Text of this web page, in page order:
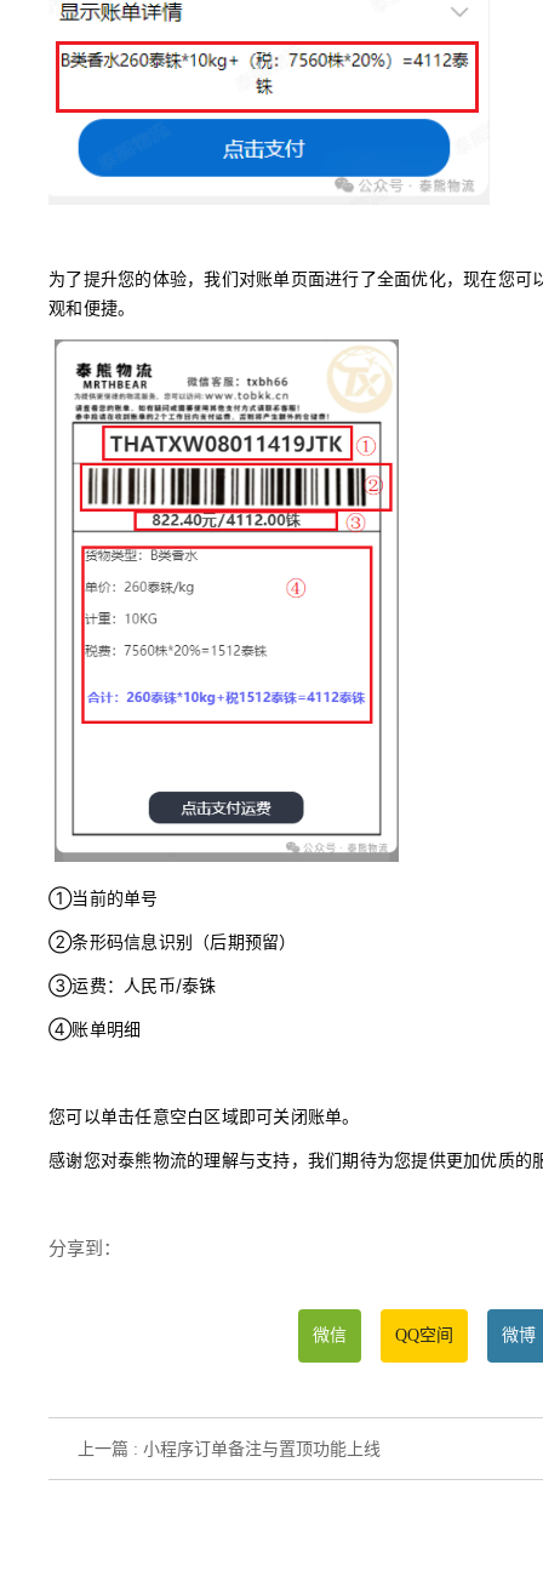
为了提升您的体验，我们对账单页面进行了全面优化，现在您
观和便捷。
①当前的单号
②条形码信息识别（后期预留）
③运费：人民币/泰铢
④账单明细
您可以单击任意空白区域即可关闭账单。
感谢您对泰熊物流的理解与支持，我们期待为您提供更加优质的
分享到：
微信 QQ空间 微博
上一篇 : 小程序订单备注与置顶功能上线